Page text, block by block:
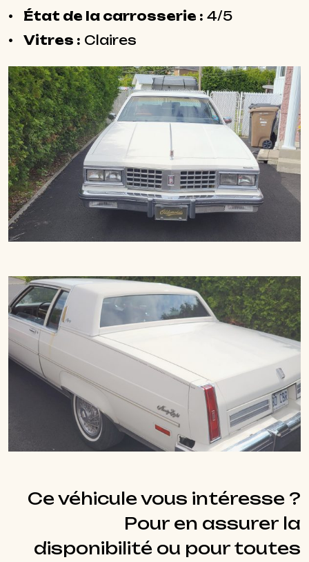
État de la carrosserie : 4/5
Vitres : Claires
Ce véhicule vous intéresse ?
Pour en assurer la
disponibilité ou pour toutes